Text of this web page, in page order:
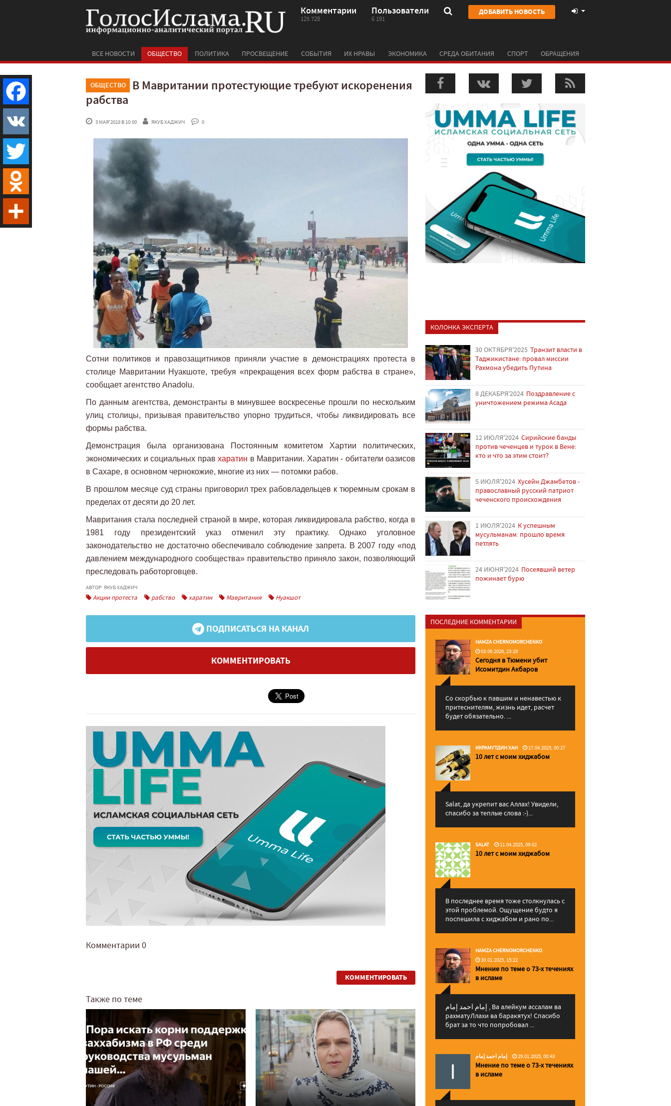
Комментарии
125 728
Пользователи
6 191
ДОБАВИТЬ НОВОСТЬ
ВСЕ НОВОСТИ ОБЩЕСТВО ПОЛИТИКА ПРОСВЕЩЕНИЕ СОБЫТИЯ ИХ НРАВЫ ЭКОНОМИКА СРЕДА ОБИТАНИЯ СПОРТ ОБРАЩЕНИЯ
ОБЩЕСТВО
В Мавритании протестующие требуют искоренения
рабства
3 МАЯ'2018 В 10:00 ЯКУБ ХАДЖИЧ 0
Сотни политиков и правозащитников приняли участие в демонстрациях протеста в
столице Мавритании Нуакшоте, требуя «прекращения всех форм рабства в стране»,
сообщает агентство Anadolu.
По данным агентства, демонстранты в минувшее воскресенье прошли по нескольким
улиц столицы, призывая правительство упорно трудиться, чтобы ликвидировать все
формы рабства.
Демонстрация была организована Постоянным комитетом Хартии политических,
экономических и социальных прав харатин в Мавритании. Харатин - обитатели оазисов
в Сахаре, в основном чернокожие, многие из них — потомки рабов.
В прошлом месяце суд страны приговорил трех рабовладельцев к тюремным срокам в
пределах от десяти до 20 лет.
Мавритания стала последней страной в мире, которая ликвидировала рабство, когда в
1981 году президентский указ отменил эту практику. Однако уголовное
законодательство не достаточно обеспечивало соблюдение запрета. В 2007 году «под
давлением международного сообщества» правительство приняло закон, позволяющий
преследовать работорговцев.
АВТОР: ЯКУБ ХАДЖИЧ
Акции протеста рабство харатин Мавритания Нуакшот
ПОДПИСАТЬСЯ НА КАНАЛ
КОММЕНТИРОВАТЬ
Комментарии 0
КОММЕНТИРОВАТЬ
Также по теме
КОЛОНКА ЭКСПЕРТА
30 ОКТЯБРЯ'2025 Транзит власти в
Таджикистане: провал миссии
Рахмона убедить Путина
8 ДЕКАБРЯ'2024 Поздравление с
уничтожением режима Асада
12 ИЮЛЯ'2024 Сирийские банды
против чеченцев и турок в Вене:
кто и что за этим стоит?
5 ИЮЛЯ'2024 Хусейн Джамбетов -
православный русский патриот
чеченского происхождения
1 ИЮЛЯ'2024 К успешным
мусульманам: прошло время
петлять
24 ИЮНЯ'2024 Посеявший ветер
пожинает бурю
ПОСЛЕДНИЕ КОММЕНТАРИИ
HAMZA CHERNOMORCHENKO
03.06.2026, 23:29
Сегодня в Тюмени убит
Исомитдин Акбаров
Со скорбью к павшим и ненавестью к
притеснителям, жизнь идет, расчет
будет обязательно. ...
ИКРАМУТДИН ХАН 17.04.2025, 00:27
10 лет с моим хиджабом
Salat, да укрепит вас Аллаx! Увидели,
спасибо за теплые слова :-)...
SALAT 11.04.2025, 09:02
10 лет с моим хиджабом
В последнее время тоже столкнулась с
этой проблемой. Ощущение будто я
поспешила с хиджабом и рано по...
HAMZA CHERNOMORCHENKO
30.01.2025, 15:22
Мнение по теме о 73-х течениях
в исламе
إمام احمد إمام , Ва алейкум ассалам ва
рахматуЛлахи ва баракятух! Спасибо
брат за то что попробовал ...
إمام احمد إمام 29.01.2025, 00:43
Мнение по теме о 73-х течениях
в исламе
Facebook
VK
Twitter
Odnoklassniki